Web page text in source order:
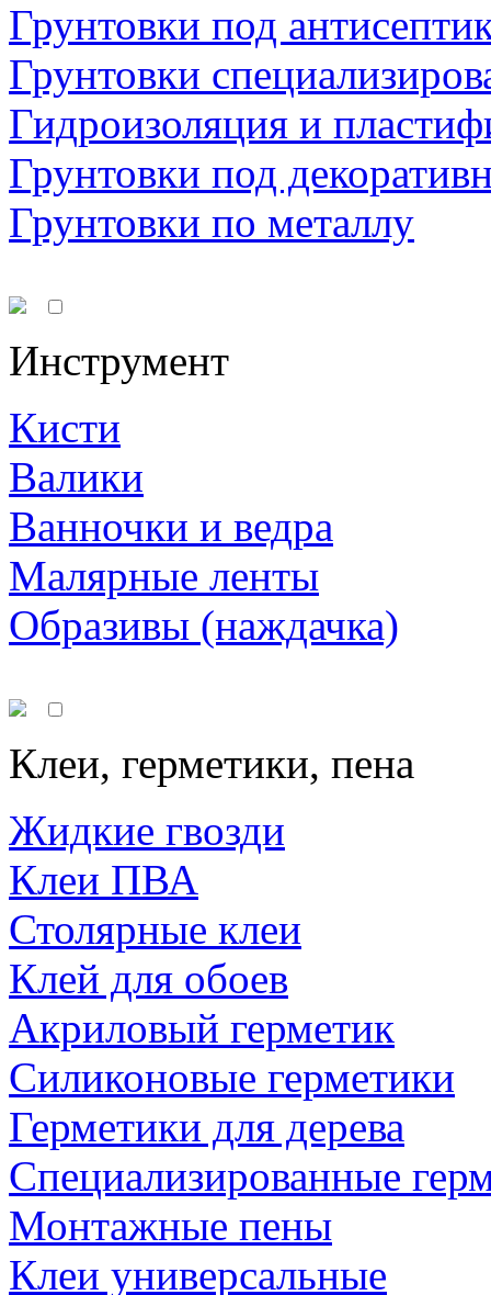
Грунтовки под
Грунтовки
Гидроизоляция и
Грунтовки под
Грунтовки по металлу
Инструмент
Кисти
Валики
Ванночки и ведра
Малярные ленты
Образивы (наждачка)
Клеи, герметики, пена
Жидкие гвозди
Клеи ПВА
Столярные клеи
Клей для обоев
Акриловый герметик
Силиконовые герметики
Герметики для дерева
Специализированные
Монтажные пены
Клеи универсальные